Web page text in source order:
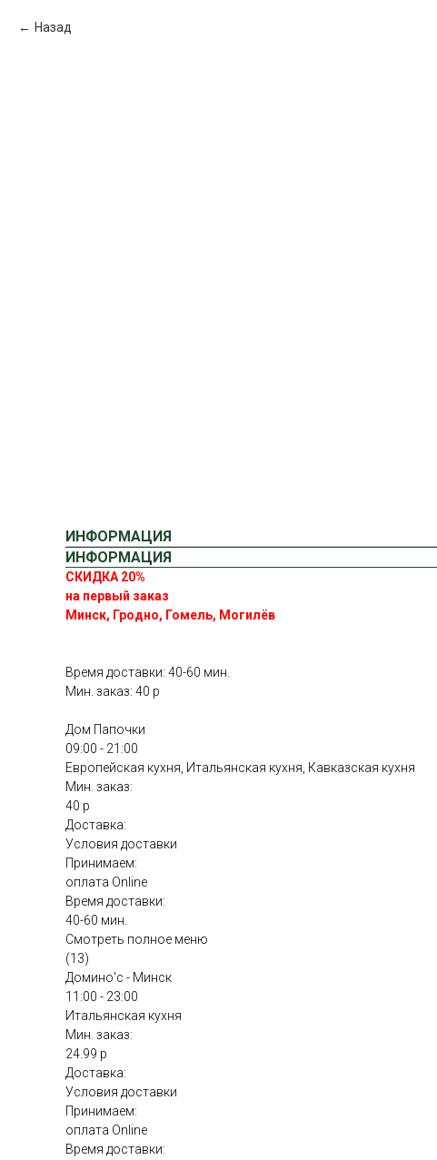
Назад
ИНФОРМАЦИЯ
ИНФОРМАЦИЯ
СКИДКА 20%
на первый заказ
Минск, Гродно, Гомель, Могилёв
Время доставки: 40-60 мин.
Мин. заказ: 40 р
Дом Папочки
09:00 - 21:00
Европейская кухня, Итальянская кухня, Кавказская кухня
Мин. заказ:
40 р
Доставка:
Условия доставки
Принимаем:
оплата Online
Время доставки:
40-60 мин.
Смотреть полное меню
(13)
Домино'с - Минск
11:00 - 23:00
Итальянская кухня
Мин. заказ:
24.99 р
Доставка:
Условия доставки
Принимаем:
оплата Online
Время доставки: